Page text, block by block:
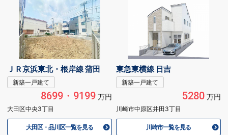
ＪＲ京浜東北・根岸線 蒲田
新築一戸建て
8699・9199万円
大田区中央3丁目
大田区・品川区一覧を見る
東急東横線 日吉
新築一戸建て
5280万円
川崎市中原区井田3丁目
川崎市一覧を見る